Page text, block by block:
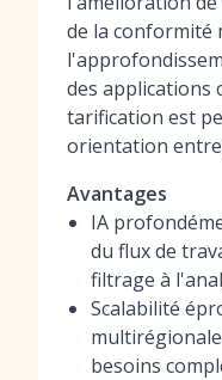
de la conformité
des applications
tarification est
orientation
Avantages
IA
du flux de
filtrage à
Scalabilité
besoins